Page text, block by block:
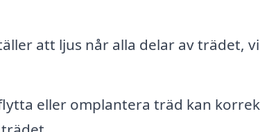
att ljus når alla delar av trädet,
eller omplantera träd kan